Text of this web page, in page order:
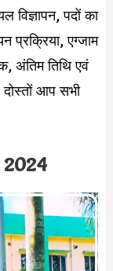
पदों का
प्रक्रिया, एग्जाम
अंतिम तिथि एवं
दोस्तों आप सभी